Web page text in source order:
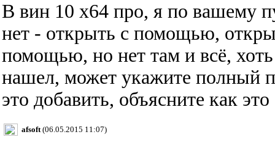
В вин 10 х64 про, я по вашему
нет - открыть с помощью,
помощью, но нет там и всё,
нашел, может укажите полный
это добавить, объясните как это
afsoft(06.05.2015 11:07)